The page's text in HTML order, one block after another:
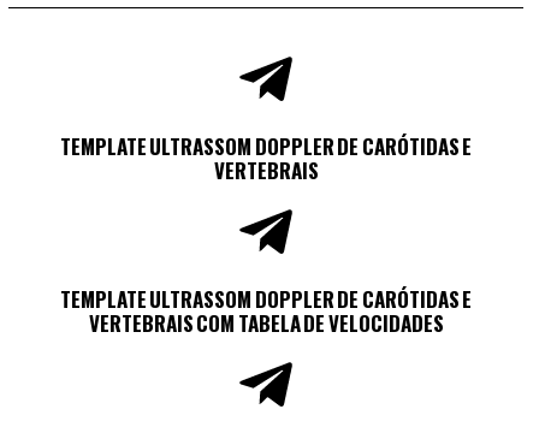
TEMPLATE ULTRASSOM DOPPLER DE CARÓTIDAS E
VERTEBRAIS
TEMPLATE ULTRASSOM DOPPLER DE CARÓTIDAS E
VERTEBRAIS COM TABELA DE VELOCIDADES